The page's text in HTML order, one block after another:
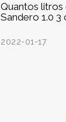
Quantos
Sandero 1.0 3
2022-01-17